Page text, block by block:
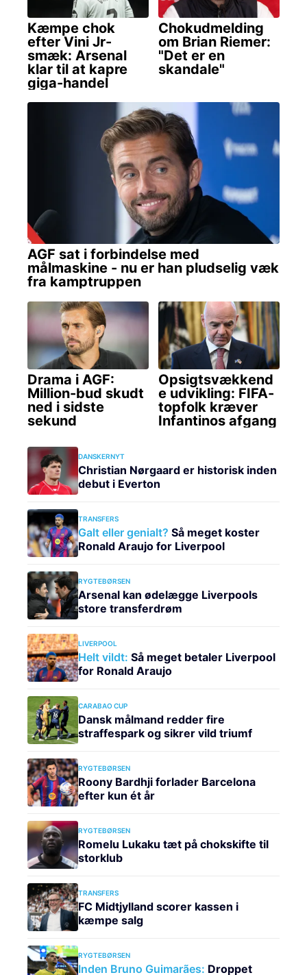
DANSKERNYT
Christian Nørgaard er historisk inden
debut i Everton
TRANSFERS
Galt eller genialt? Så meget koster
Ronald Araujo for Liverpool
RYGTEBØRSEN
Arsenal kan ødelægge Liverpools
store transferdrøm
LIVERPOOL
Helt vildt: Så meget betaler Liverpool
for Ronald Araujo
CARABAO CUP
Dansk målmand redder fire
straffespark og sikrer vild triumf
RYGTEBØRSEN
Roony Bardhji forlader Barcelona
efter kun ét år
RYGTEBØRSEN
Romelu Lukaku tæt på chokskifte til
storklub
TRANSFERS
FC Midtjylland scorer kassen i
kæmpe salg
RYGTEBØRSEN
Inden Bruno Guimarães: Droppet